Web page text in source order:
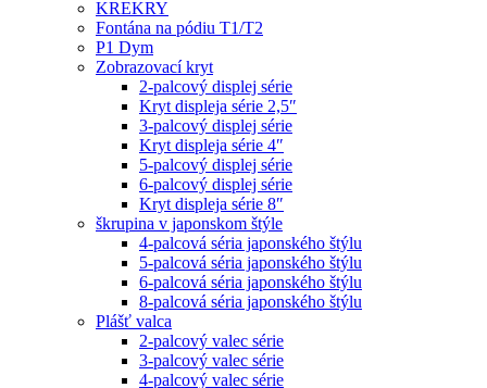
KREKRY
Fontána na pódiu T1/T2
P1 Dym
Zobrazovací kryt
2-palcový displej série
Kryt displeja série 2,5″
3-palcový displej série
Kryt displeja série 4″
5-palcový displej série
6-palcový displej série
Kryt displeja série 8″
škrupina v japonskom štýle
4-palcová séria japonského štýlu
5-palcová séria japonského štýlu
6-palcová séria japonského štýlu
8-palcová séria japonského štýlu
Plášť valca
2-palcový valec série
3-palcový valec série
4-palcový valec série